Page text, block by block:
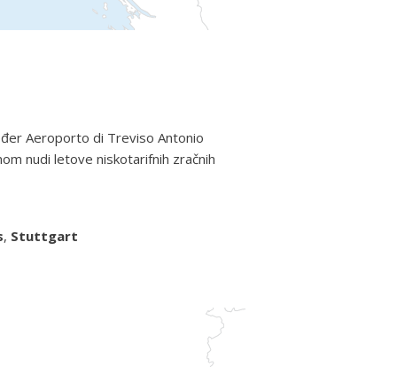
Aeroporto di Treviso Antonio
nudi letove niskotarifnih zračnih
, Stuttgart